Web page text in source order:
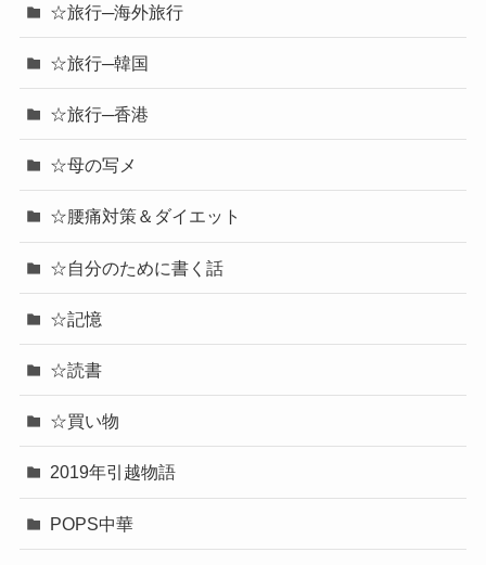
☆旅行─海外旅行
☆旅行─韓国
☆旅行─香港
☆母の写メ
☆腰痛対策＆ダイエット
☆自分のために書く話
☆記憶
☆読書
☆買い物
2019年引越物語
POPS中華